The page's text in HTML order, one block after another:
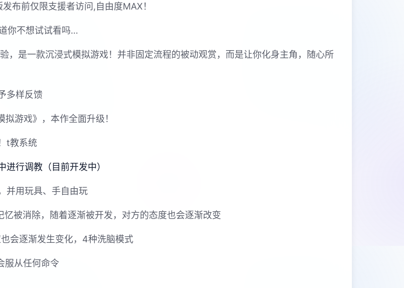
布前仅限支援者访问,自由度MAX！
你不想试试看吗…
，是一款沉浸式模拟游戏！并非固定流程的被动观赏，而是让你化身主角，随心所
多样反馈
游戏》，本作全面升级！
t教系统
行调教（目前开发中）
并用玩具、手自由玩
被消除，随着逐渐被开发，对方的态度也会逐渐改变
会逐渐发生变化，4种洗脑模式
服从任何命令